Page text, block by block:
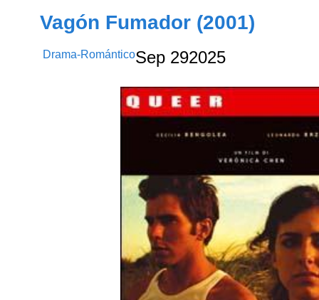
Vagón Fumador (2001)
Drama-RománticoSep 292025